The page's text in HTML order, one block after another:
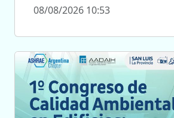
08/08/2026 10:53